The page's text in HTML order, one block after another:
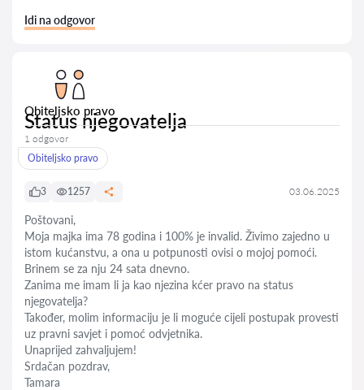
Idi na odgovor
Obiteljsko pravo
Status njegovatelja
1 odgovor
Obiteljsko pravo
3 1257 03.06.2025
Poštovani,
Moja majka ima 78 godina i 100% je invalid. Živimo zajedno u
istom kućanstvu, a ona u potpunosti ovisi o mojoj pomoći.
Brinem se za nju 24 sata dnevno.
Zanima me imam li ja kao njezina kćer pravo na status
njegovatelja?
Također, molim informaciju je li moguće cijeli postupak provesti
uz pravni savjet i pomoć odvjetnika.
Unaprijed zahvaljujem!
Srdačan pozdrav,
Tamara